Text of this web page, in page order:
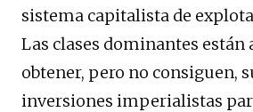
sistema capitalista de
Las clases dominantes están
obtener, pero no consiguen,
inversiones imperialistas